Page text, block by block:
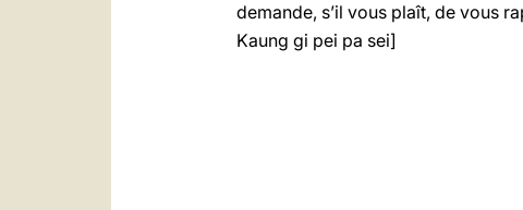
demande, s’il vous plaît, de vous
Kaung gi pei pa sei]